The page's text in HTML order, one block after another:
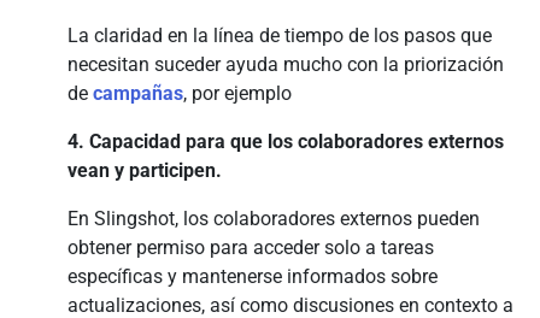
La claridad en la línea de tiempo de los pasos que
necesitan suceder ayuda mucho con la priorización
de campañas, por ejemplo
4. Capacidad para que los colaboradores externos
vean y participen.
En Slingshot, los colaboradores externos pueden
obtener permiso para acceder solo a tareas
específicas y mantenerse informados sobre
actualizaciones, así como discusiones en contexto a